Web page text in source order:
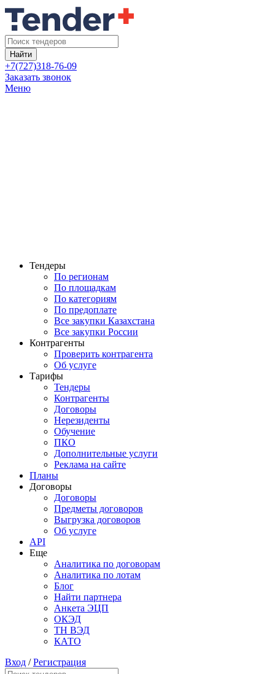
Найти
+7(727)318-76-09
Заказать звонок
Меню
Тендеры
По регионам
По площадкам
По категориям
По предоплате
Все закупки Казахстана
Все закупки России
Контрагенты
Проверить контрагента
Об услуге
Тарифы
Тендеры
Контрагенты
Договоры
Нерезиденты
Обучение
ПКО
Дополнительные услуги
Реклама на сайте
Планы
Договоры
Договоры
Предметы договоров
Выгрузка договоров
Об услуге
API
Еще
Аналитика по договорам
Аналитика по лотам
Блог
Найти партнера
Анкета ЭЦП
ОКЭД
ТН ВЭД
КАТО
Вход /Регистрация